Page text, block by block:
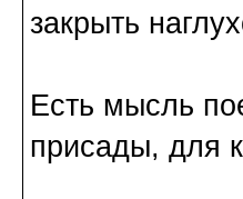
закрыть
Есть мысль
присады, для